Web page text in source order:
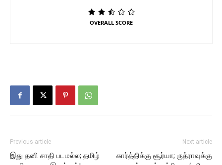
OVERALL SCORE
Previous article
இது தனி சாதி படமல்ல; தமிழ்
Next article
கார்த்திக்கு சூர்யா; ருத்ராவுக்கு